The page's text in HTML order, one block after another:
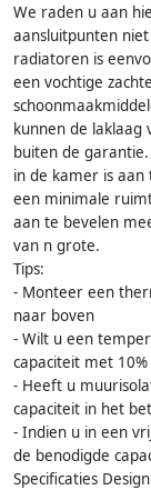
We raden u aan
aansluitpunten
radiatoren is
een vochtige
kunnen de laklaag
buiten de
in de kamer is
een minimale
aan te bevelen
van n grote.
Tips:
- Monteer een
naar boven
- Wilt u een
capaciteit met
- Heeft u
capaciteit in het
- Indien u in een
de benodigde
Specificaties